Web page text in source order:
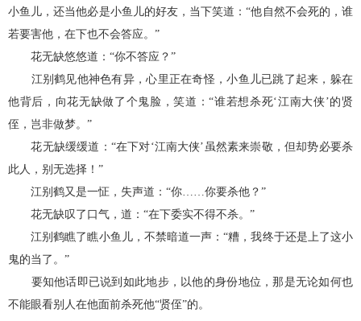
小鱼儿，还当他必是小鱼儿的好友，当下笑道：“他自然不会死的，谁
若要害他，在下也不会答应。”
花无缺悠悠道：“你不答应？”
江别鹤见他神色有异，心里正在奇怪，小鱼儿已跳了起来，躲在
他背后，向花无缺做了个鬼脸，笑道：“谁若想杀死‘江南大侠’的贤
侄，岂非做梦。”
花无缺缓缓道：“在下对‘江南大侠’虽然素来崇敬，但却势必要杀
此人，别无选择！”
江别鹤又是一怔，失声道：“你……你要杀他？”
花无缺叹了口气，道：“在下委实不得不杀。”
江别鹤瞧了瞧小鱼儿，不禁暗道一声：“糟，我终于还是上了这小
鬼的当了。”
要知他话即已说到如此地步，以他的身份地位，那是无论如何也
不能眼看别人在他面前杀死他“贤侄”的。